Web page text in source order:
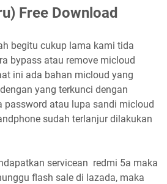
Free Download
begitu cukup lama kami tida
bypass atau remove micloud
ini ada bahan micloud yang
yang terkunci dengan
password atau lupa sandi micloud
sudah terlanjur dilakukan
servicean redmi 5a maka
flash sale di lazada, maka